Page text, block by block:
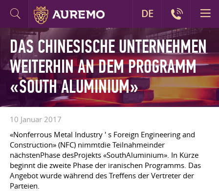
DAS CHINESISCHE UNTERNEHMEN
WEITERHIN AN DEM PROGRAMM
«SOUTH ALUMINIUM»
10 Januar 2017
«Nonferrous Metal Industry ' s Foreign Engineering and
Construction» (NFC) nimmtdie Teilnahmeinder
nächstenPhase desProjekts «SouthAluminium». In Kürze
beginnt die zweite Phase der iranischen Programms. Das
Angebot wurde während des Treffens der Vertreter der
Parteien.
DE